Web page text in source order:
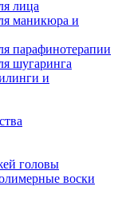
лица
маникюра и
парафинотерапии
шугаринга
и
головы
воски